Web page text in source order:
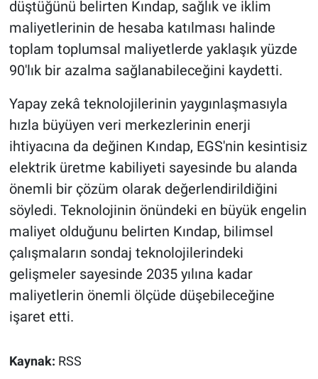
düştüğünü belirten Kındap, sağlık ve iklim
maliyetlerinin de hesaba katılması halinde
toplam toplumsal maliyetlerde yaklaşık yüzde
90'lık bir azalma sağlanabileceğini kaydetti.
Yapay zekâ teknolojilerinin yaygınlaşmasıyla
hızla büyüyen veri merkezlerinin enerji
ihtiyacına da değinen Kındap, EGS'nin kesintisiz
elektrik üretme kabiliyeti sayesinde bu alanda
önemli bir çözüm olarak değerlendirildiğini
söyledi. Teknolojinin önündeki en büyük engelin
maliyet olduğunu belirten Kındap, bilimsel
çalışmaların sondaj teknolojilerindeki
gelişmeler sayesinde 2035 yılına kadar
maliyetlerin önemli ölçüde düşebileceğine
işaret etti.
Kaynak: RSS